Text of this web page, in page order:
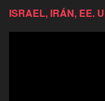
ISRAEL, IRÁN, EE.